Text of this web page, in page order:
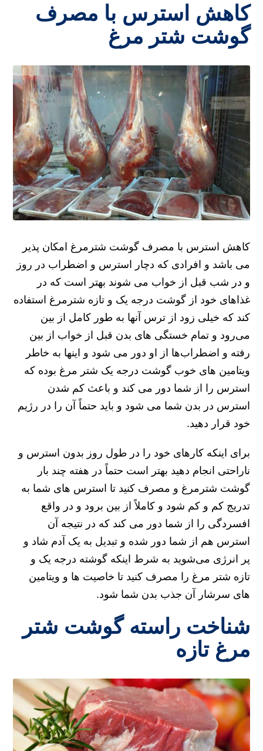
کاهش استرس با مصرف
گوشت شتر مرغ
کاهش استرس با مصرف گوشت شترمرغ امکان پذیر
می باشد و افرادی که دچار استرس و اضطراب در روز
و در شب قبل از خواب می شوند بهتر است که در
غذاهای خود از گوشت درجه یک و تازه شترمرغ استفاده
کند که خیلی زود از ترس آنها به طور کامل از بین
می‌رود و تمام خستگی های بدن قبل از خواب از بین
رفته و اضطراب‌ها از او دور می شود و اینها به خاطر
ویتامین های خوب گوشت درجه یک شتر مرغ بوده که
استرس را از شما دور می کند و باعث کم شدن
استرس در بدن شما می شود و باید حتماً آن را در رژیم
خود قرار دهید.
برای اینکه کارهای خود را در طول روز بدون استرس و
ناراحتی انجام دهید بهتر است حتماً در هفته چند بار
گوشت شترمرغ و مصرف کنید تا استرس های شما به
تدریج کم و کم شود و کاملاً از بین برود و در واقع
افسردگی را از شما دور می کند که در نتیجه آن
استرس هم از شما دور شده و تبدیل به یک آدم شاد و
پر انرژی می‌شوید به شرط اینکه گوشته درجه یک و
تازه شتر مرغ را مصرف کنید تا خاصیت ها و ویتامین
های سرشار آن جذب بدن شما شود.
شناخت راسته گوشت شتر
مرغ تازه